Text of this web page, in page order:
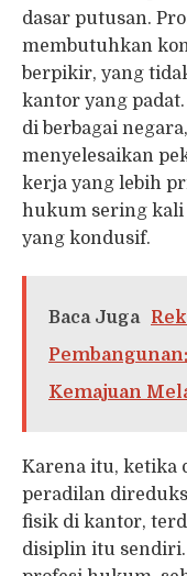
dasar putusan.
membutuhkan
berpikir, yang
kantor yang
di berbagai
menyelesaikan
kerja yang lebih
hukum sering
yang kondusif.
Baca Juga
Kemajuan
Karena itu, ketika
peradilan
fisik di kantor,
disiplin itu